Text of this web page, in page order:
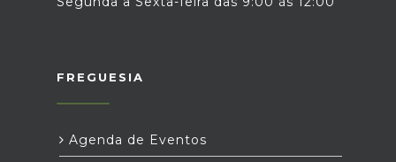
FREGUESIA
Agenda de Eventos